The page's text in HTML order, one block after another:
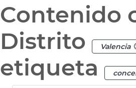
Contenido
Distrito
Valencia
etiqueta